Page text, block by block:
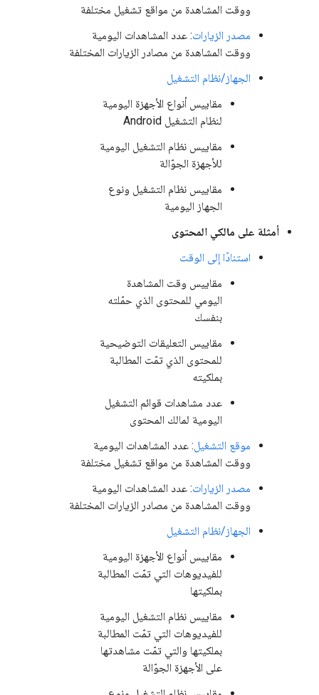
ووقت المشاهدة من مواقع تشغيل مختلفة
مصدر الزيارات: عدد المشاهدات اليومية
ووقت المشاهدة من مصادر الزيارات المختلفة
الجهاز/نظام التشغيل
مقاييس أنواع الأجهزة اليومية
لنظام التشغيل Android
مقاييس نظام التشغيل اليومية
للأجهزة الجوّالة
مقاييس نظام التشغيل ونوع
الجهاز اليومية
أمثلة على مالكي المحتوى
استنادًا إلى الوقت
مقاييس وقت المشاهدة
اليومي للمحتوى الذي حمّلته
بنفسك
مقاييس التعليقات التوضيحية
للمحتوى الذي تمّت المطالبة
بملكيته
عدد مشاهدات قوائم التشغيل
اليومية لمالك المحتوى
موقع التشغيل: عدد المشاهدات اليومية
ووقت المشاهدة من مواقع تشغيل مختلفة
مصدر الزيارات: عدد المشاهدات اليومية
ووقت المشاهدة من مصادر الزيارات المختلفة
الجهاز/نظام التشغيل
مقاييس أنواع الأجهزة اليومية
للفيديوهات التي تمّت المطالبة
بملكيتها
مقاييس نظام التشغيل اليومية
للفيديوهات التي تمّت المطالبة
بملكيتها والتي تمّت مشاهدتها
على الأجهزة الجوّالة